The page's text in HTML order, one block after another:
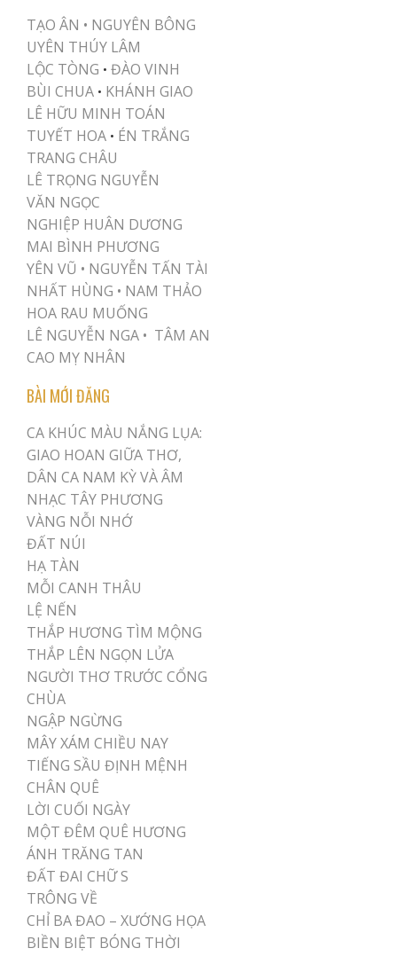
TẠO ÂN • NGUYÊN BÔNG
UYÊN THÚY LÂM
LỘC TÒNG • ĐÀO VINH
BÙI CHUA • KHÁNH GIAO
LÊ HỮU MINH TOÁN
TUYẾT HOA • ÉN TRẮNG
TRANG CHÂU
LÊ TRỌNG NGUYỄN
VĂN NGỌC
NGHIỆP HUÂN DƯƠNG
MAI BÌNH PHƯƠNG
YÊN VŨ • NGUYỄN TẤN TÀI
NHẤT HÙNG • NAM THẢO
HOA RAU MUỐNG
LÊ NGUYỄN NGA • TÂM AN
CAO MỴ NHÂN
BÀI MỚI ĐĂNG
CA KHÚC MÀU NẮNG LỤA:
GIAO HOAN GIỮA THƠ,
DÂN CA NAM KỲ VÀ ÂM
NHẠC TÂY PHƯƠNG
VÀNG NỖI NHỚ
ĐẤT NÚI
HẠ TÀN
MỖI CANH THÂU
LỆ NẾN
THẮP HƯƠNG TÌM MỘNG
THẮP LÊN NGỌN LỬA
NGƯỜI THƠ TRƯỚC CỔNG
CHÙA
NGẬP NGỪNG
MÂY XÁM CHIỀU NAY
TIẾNG SẦU ĐỊNH MỆNH
CHÂN QUÊ
LỜI CUỐI NGÀY
MỘT ĐÊM QUÊ HƯƠNG
ÁNH TRĂNG TAN
ĐẤT ĐAI CHỮ S
TRÔNG VỀ
CHỈ BA ĐAO – XƯỚNG HỌA
BIỀN BIỆT BÓNG THỜI